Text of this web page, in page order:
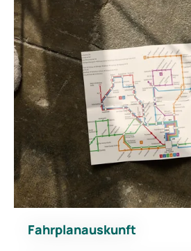
Fahrplanauskunft